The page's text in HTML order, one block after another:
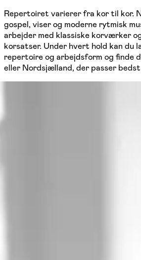
Repertoiret varierer fra kor til kor.
gospel, viser og moderne rytmisk
arbejder med klassiske korværker
korsatser. Under hvert hold kan du
repertoire og arbejdsform og finde
eller Nordsjælland, der passer